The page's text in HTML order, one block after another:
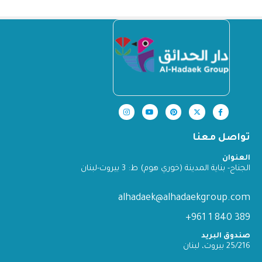
تواصل معنا
العنوان
الجناح- بناية المدينة (خوري هوم) ط: 3 بيروت-لبنان
alhadaek@alhadaekgroup.com
389 840 1 961+
صندوق البريد
25/216 بيروت، لبنان